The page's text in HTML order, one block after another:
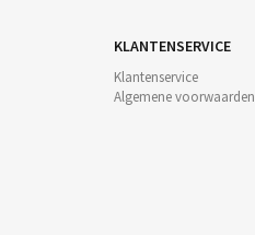
KLANTENSERVICE
Klantenservice
Algemene voorwaarden